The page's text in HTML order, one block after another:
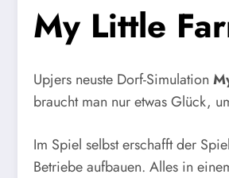
My Little
Upjers neuste Dorf-Simulation
braucht man nur etwas Glück,
Im Spiel selbst erschafft der
Betriebe aufbauen. Alles in